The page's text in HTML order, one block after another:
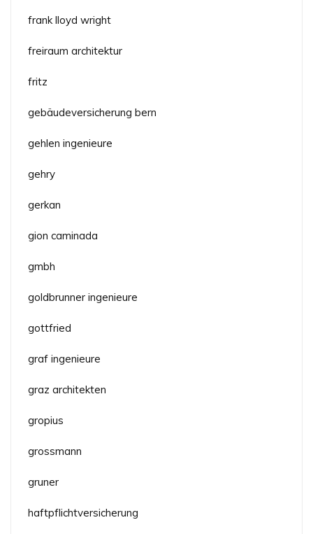
frank lloyd wright
freiraum architektur
fritz
gebäudeversicherung bern
gehlen ingenieure
gehry
gerkan
gion caminada
gmbh
goldbrunner ingenieure
gottfried
graf ingenieure
graz architekten
gropius
grossmann
gruner
haftpflichtversicherung